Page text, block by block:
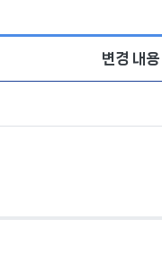
변경 내용